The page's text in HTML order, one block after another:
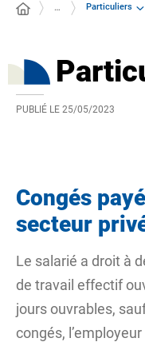
… Particuliers
PUBLIÉ LE 25/05/2023
Congés
secteur
Le salarié a droit à
de travail effectif
jours ouvrables,
congés,